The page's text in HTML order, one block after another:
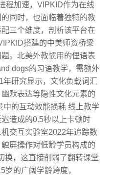
程加速，VIPKID作为在线
同时，也面临着独特的教
三个维度，剖析该平台在
搭建的中美师资桥梁
。北美外教惯用的俚语表
dogs的习语教学，需额外
研究显示，文化负载词汇
默表达等隐性文化元素的
的互动效能损耗 线上教学
造成的0.5秒以上卡顿时
交互实验室2022年追踪数
屏操作对低龄学员构成的
换，这直接削弱了翻转课堂
的广阔学龄跨度，